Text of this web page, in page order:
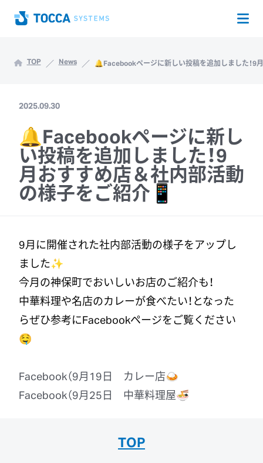
Home
TOP News 🔔Facebookページに新しい投稿を追加しました！9
2025.09.30
🔔Facebookページに新し
い投稿を追加しました！9
月おすすめ店＆社内部活動
の様子をご紹介📱
9月に開催された社内部活動の様子をアップし
ました✨
今月の神保町でおいしいお店のご紹介も！
中華料理や名店のカレーが食べたい！となった
らぜひ参考にFacebookページをご覧ください
🤤
Facebook（9月19日 カレー店🍛
Facebook（9月25日 中華料理屋🍜
TOP